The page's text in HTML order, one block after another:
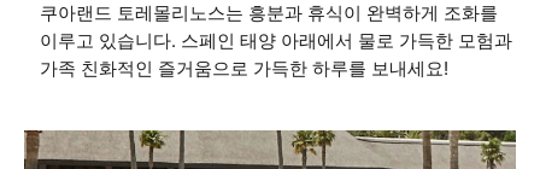
쿠아랜드 토레몰리노스는 흥분과 휴식이 완벽하게 조화를
이루고 있습니다. 스페인 태양 아래에서 물로 가득한 모험과
가족 친화적인 즐거움으로 가득한 하루를 보내세요!